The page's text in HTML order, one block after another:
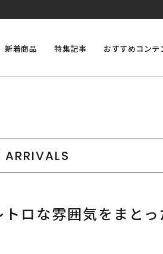
新着商品 特集記事 おすすめコンテ
ARRIVALS
ロな雰囲気をまと